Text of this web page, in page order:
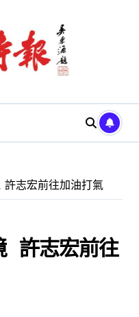
志宏前往加油打氣
許志宏前往